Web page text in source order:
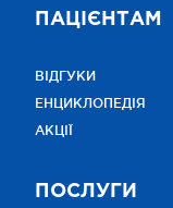
ПАЦІЄНТАМ
ВІДГУКИ
ЕНЦИКЛОПЕДІЯ
АКЦІЇ
ПОСЛУГИ